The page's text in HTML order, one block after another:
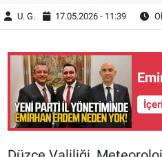
U. G. 17.05.2026 - 11:39